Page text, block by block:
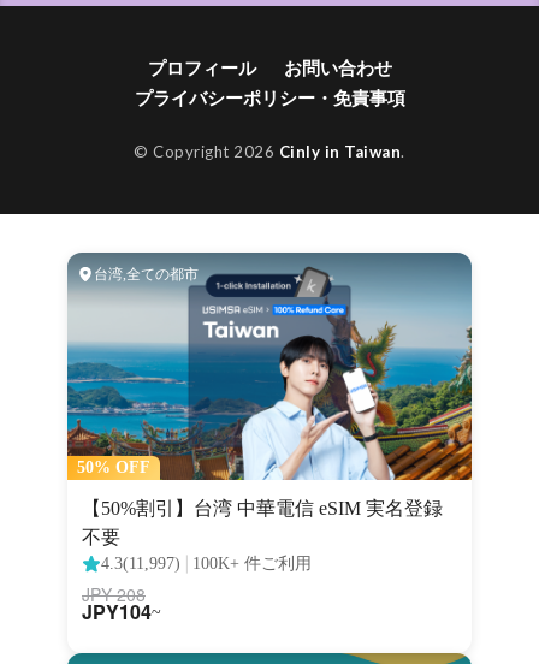
プロフィール
お問い合わせ
プライバシーポリシー・免責事項
© Copyright 2026 Cinly in Taiwan.